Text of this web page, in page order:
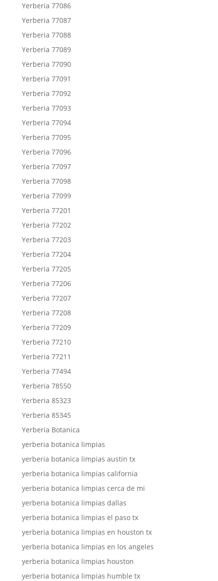
Yerberia 77086
Yerberia 77087
Yerberia 77088
Yerberia 77089
Yerberia 77090
Yerberia 77091
Yerberia 77092
Yerberia 77093
Yerberia 77094
Yerberia 77095
Yerberia 77096
Yerberia 77097
Yerberia 77098
Yerberia 77099
Yerberia 77201
Yerberia 77202
Yerberia 77203
Yerberia 77204
Yerberia 77205
Yerberia 77206
Yerberia 77207
Yerberia 77208
Yerberia 77209
Yerberia 77210
Yerberia 77211
Yerberia 77494
Yerberia 78550
Yerberia 85323
Yerberia 85345
Yerberia Botanica
yerberia botanica limpias
yerberia botanica limpias austin tx
yerberia botanica limpias california
yerberia botanica limpias cerca de mi
yerberia botanica limpias dallas
yerberia botanica limpias el paso tx
yerberia botanica limpias en houston tx
yerberia botanica limpias en los angeles
yerberia botanica limpias houston
yerberia botanica limpias humble tx